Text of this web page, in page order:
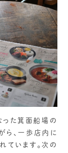
った箕面船場の
ら、一歩店内に
ています。次の